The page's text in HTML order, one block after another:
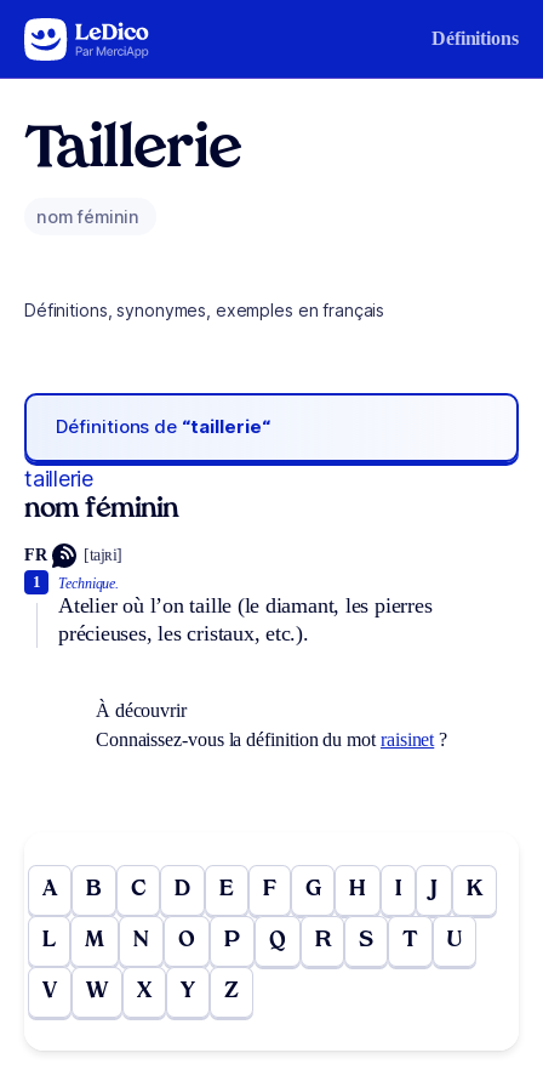
Aller au contenu Définitions
Taillerie
nom féminin
Définitions, synonymes, exemples en français
Définitions de “taillerie“
taillerie
nom féminin
FR [tajʀi]
Technique.
Atelier où l’on taille (le diamant, les pierres
précieuses, les cristaux, etc.).
1
À découvrir
Connaissez-vous la définition du mot raisinet ?
A B C D E F G H I J K
L M N O P Q R S T U
V W X Y Z